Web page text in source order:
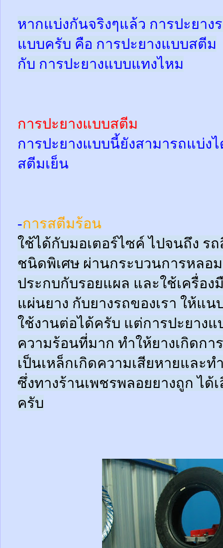
หากแบ่งกันจริงๆแล้ว การปะยาง
แบบครับ คือ การปะยางแบบสตีม
กับ การปะยางแบบแทงไหม
การปะยางแบบสตีม
การปะยางแบบนี้ยังสามารถแบ่ง
สตีมเย็น
-การสตีมร้อน
ใช้ได้กับมอเตอร์ไซค์ ไปจนถึง ร
ชนิดพิเศษ ผ่านกระบวนการหลอ
ประกบกับรอยแผล และใช้เครื่อง
แผ่นยาง กับยางรถของเรา ให้แ
ใช้งานต่อได้ครับ แต่การปะยาง
ความร้อนที่มาก ทำให้ยางเกิดกา
เป็นเหล็กเกิดความเสียหายและท
ซึ่งทางร้านเพชรพลอยยางถูก ได้
ครับ